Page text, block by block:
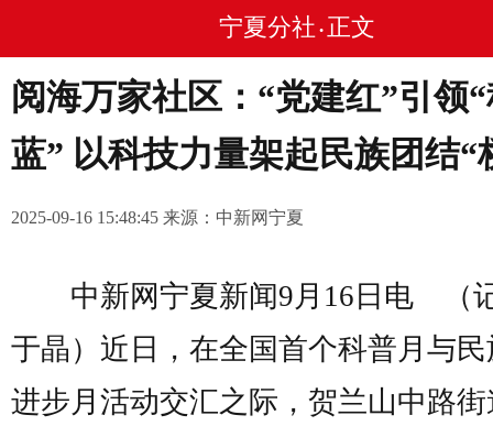
宁夏分社 • 正文
阅海万家社区：“党建红”引领
蓝” 以科技力量架起民族团结“
2025-09-16 15:48:45 来源：中新网宁夏
中新网宁夏新闻9月16日电
于晶）近日，在全国首个科普月与
进步月活动交汇之际，贺兰山中路